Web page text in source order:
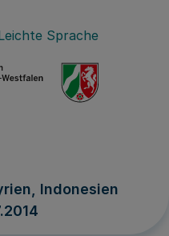
Sprache
Indonesien